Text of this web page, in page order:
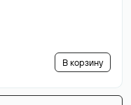
В корзину